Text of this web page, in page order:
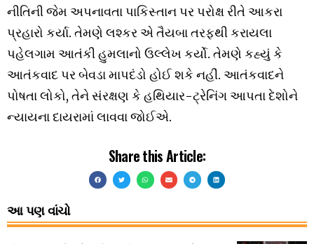
નીતિની જેમ અપનાવતા પાકિસ્તાન પર પરોક્ષ રીતે આકરા
પ્રહારો કર્યા. તેમણે લશ્કર એ તૈયબા તરફથી કરાયલા
પહેલગામ આતંકી હુમલાનો ઉલ્લેખ કર્યો. તેમણે કહ્યું કે
આતંકવાદ પર બેવડા માપદંડો હોઈ શકે નહીં. આતંકવાદને
પોષતા લોકો, તેને સંરક્ષણ કે હથિયાર-ટ્રેનિંગ આપતા દેશોને
ન્યાયના દાયરામાં લાવવા જોઈએ.
Share this Article:
આ પણ વાંચો